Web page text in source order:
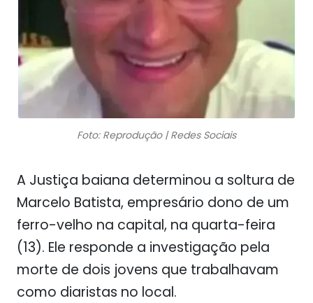
Foto: Reprodução | Redes Sociais
A Justiça baiana determinou a soltura de
Marcelo Batista, empresário dono de um
ferro-velho na capital, na quarta-feira
(13). Ele responde a investigação pela
morte de dois jovens que trabalhavam
como diaristas no local.